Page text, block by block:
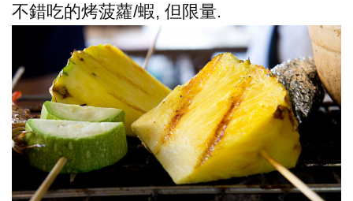
不錯吃的烤菠蘿/蝦, 但限量.